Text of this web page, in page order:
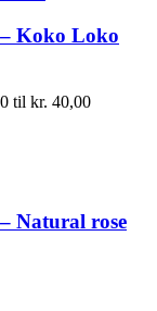
Koko Loko
til kr. 40,00
Natural rose